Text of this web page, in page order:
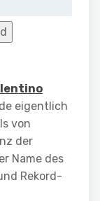
eigentlich
von
der
Name des
Rekord-